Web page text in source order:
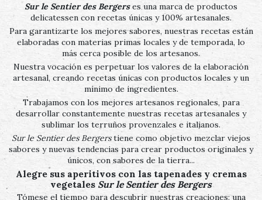
Sur le Sentier des Bergerses una marca de productos
delicatessen con recetas únicas y 100% artesanales.
Para garantizarte los mejores sabores, nuestras recetas están
elaboradas con materias primas locales y de temporada, lo
más cerca posible de los artesanos.
Nuestra vocación es perpetuar los valores de la elaboración
artesanal, creando recetas únicas con productos locales y un
mínimo de ingredientes.
Trabajamos con los mejores artesanos regionales, para
desarrollar constantemente nuestras recetas artesanales y
sublimar los terruños provenzales e italianos.
Sur le Sentier des Bergerstiene como objetivo mezclar viejos
sabores y nuevas tendencias para crear productos originales y
únicos, con sabores de la tierra...
Alegre sus aperitivos con las tapenades y cremas
vegetales Sur le Sentier des Bergers
Tómese el tiempo para descubrir nuestras creaciones: una